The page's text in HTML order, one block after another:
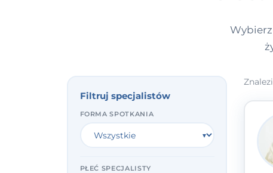
Wybierz
Filtruj specjalistów
FORMA SPOTKANIA
PŁEĆ SPECJALISTY